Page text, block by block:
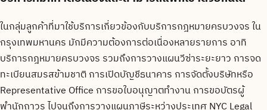
ในกลุ่มลูกค้าที่มาใช้บริการเกี่ยวข้องกับบริการกฎหมายครบวงจร ใน
กรุงเทพมหานคร มักมีความต้องการต่อเนื่องหลายรายการ อาทิ
บริการกฎหมายครบวงจร รวมถึงการวางแผนวีซ่าระยะยาว การจด
ทะเบียนสมรสข้ามชาติ การเปิดบัญชีธนาคาร การจัดตั้งบริษัทหรือ
Representative Office การขอใบอนุญาตทำงาน การขอบัตรผู้
พำนักถาวร ไปจนถึงการวางแผนภาษีระหว่างประเทศ NYC Legal